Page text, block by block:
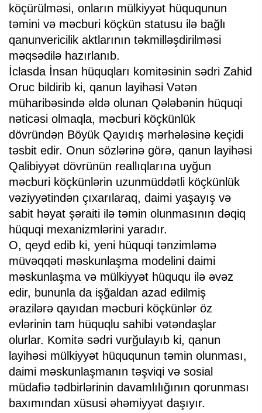
köçürülməsi, onların mülkiyyət hüququnun
təmini və məcburi köçkün statusu ilə bağlı
qanunvericilik aktlarının təkmilləşdirilməsi
məqsədilə hazırlanıb.
İclasda İnsan hüquqları komitəsinin sədri Zahid
Oruc bildirib ki, qanun layihəsi Vətən
müharibəsində əldə olunan Qələbənin hüquqi
nəticəsi olmaqla, məcburi köçkünlük
dövründən Böyük Qayıdış mərhələsinə keçidi
təsbit edir. Onun sözlərinə görə, qanun layihəsi
Qalibiyyət dövrünün reallıqlarına uyğun
məcburi köçkünlərin uzunmüddətli köçkünlük
vəziyyətindən çıxarılaraq, daimi yaşayış və
sabit həyat şəraiti ilə təmin olunmasının dəqiq
hüquqi mexanizmlərini yaradır.
O, qeyd edib ki, yeni hüquqi tənzimləmə
müvəqqəti məskunlaşma modelini daimi
məskunlaşma və mülkiyyət hüququ ilə əvəz
edir, bununla da işğaldan azad edilmiş
ərazilərə qayıdan məcburi köçkünlər öz
evlərinin tam hüquqlu sahibi vətəndaşlar
olurlar. Komitə sədri vurğulayıb ki, qanun
layihəsi mülkiyyət hüququnun təmin olunması,
daimi məskunlaşmanın təşviqi və sosial
müdafiə tədbirlərinin davamlılığının qorunması
baxımından xüsusi əhəmiyyət daşıyır.